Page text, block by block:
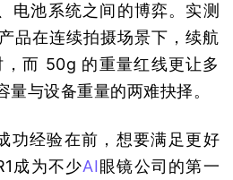
电池系统之间的博弈。实测
品在连续拍摄场景下，续航
而 50g 的重量红线更让多
与设备重量的两难抉择。
功经验在前，想要满足更好
成为不少AI眼镜公司的第一